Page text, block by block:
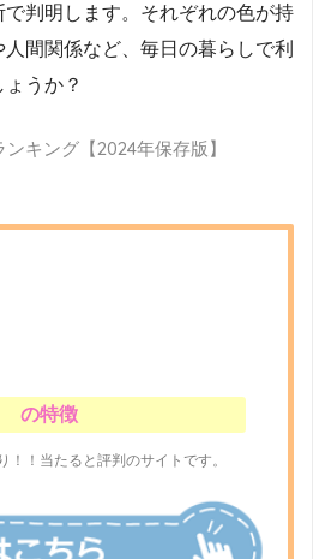
判明します。それぞれの色が持
間関係など、毎日の暮らしで利
うか？
キング【2024年保存版】
の特徴
！！当たると評判のサイトです。